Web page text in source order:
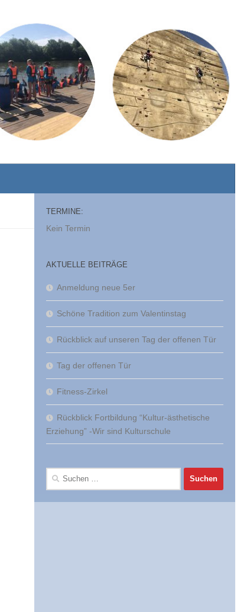
TERMINE:
Kein Termin
AKTUELLE BEITRÄGE
Anmeldung neue 5er
Schöne Tradition zum Valentinstag
Rückblick auf unseren Tag der offenen Tür
Tag der offenen Tür
Fitness-Zirkel
Rückblick Fortbildung “Kultur-ästhetische
Erziehung” -Wir sind Kulturschule
Suchen